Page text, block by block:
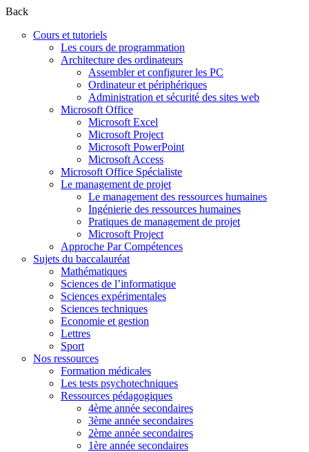
Back
Cours et tutoriels
Les cours de programmation
Architecture des ordinateurs
Assembler et configurer les PC
Ordinateur et périphériques
Administration et sécurité des sites web
Microsoft Office
Microsoft Excel
Microsoft Project
Microsoft PowerPoint
Microsoft Access
Microsoft Office Spécialiste
Le management de projet
Le management des ressources humaines
Ingénierie des ressources humaines
Pratiques de management de projet
Microsoft Project
Approche Par Compétences
Sujets du baccalauréat
Mathématiques
Sciences de l’informatique
Sciences expérimentales
Sciences techniques
Economie et gestion
Lettres
Sport
Nos ressources
Formation médicales
Les tests psychotechniques
Ressources pédagogiques
4ème année secondaires
3ème année secondaires
2ème année secondaires
1ère année secondaires